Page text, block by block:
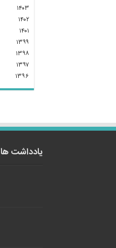
۱۴۰۳
۱۴۰۲
۱۴۰۱
۱۳۹۹
۱۳۹۸
۱۳۹۷
۱۳۹۶
یادداشت ها